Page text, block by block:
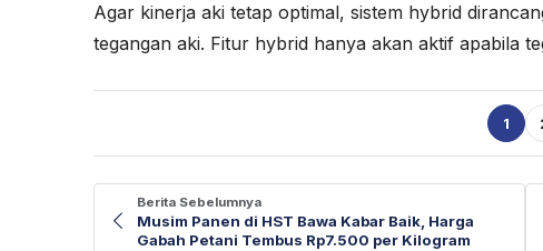
Agar kinerja aki tetap optimal, sistem hybrid
tegangan aki. Fitur hybrid hanya akan aktif apabila
1
Berita Sebelumnya
Musim Panen di HST Bawa Kabar Baik, Harga
Gabah Petani Tembus Rp7.500 per Kilogram